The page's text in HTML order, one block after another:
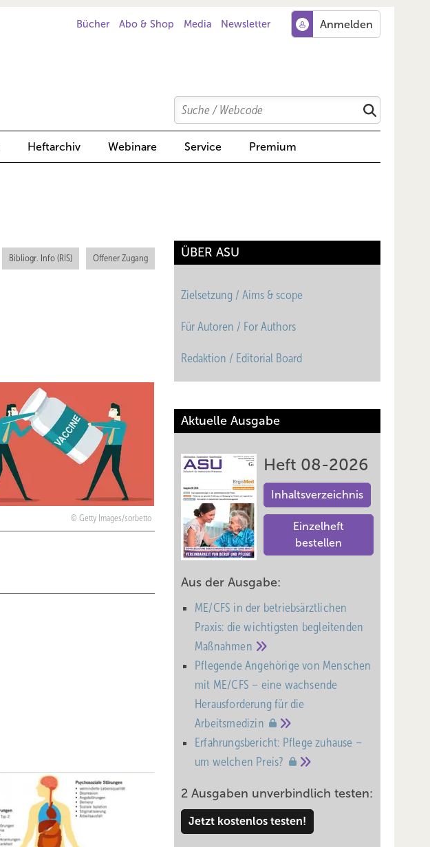
Bücher Abo & Shop Media Newsletter
Search
Suchen
Heftarchiv Webinare Service Premium
Bibliogr. Info (RIS) Offener Zugang
Getty Images/sorbetto
ÜBER ASU
Zielsetzung / Aims & scope
Für Autoren / For Authors
Redaktion / Editorial Board
Aktuelle Ausgabe
Heft 08-2026
Inhaltsverzeichnis
Einzelheft
bestellen
Aus der Ausgabe:
ME/CFS in der betriebsärztlichen
Praxis: die wichtigsten begleitenden
Maßnahmen
Pflegende Angehörige von Menschen
mit ME/CFS – eine wachsende
Heraus­forderung für die
Arbeitsmedizin
Erfahrungsbericht: Pflege zuhause –
um welchen Preis?
2 Ausgaben unverbindlich testen:
Jetzt kostenlos testen!